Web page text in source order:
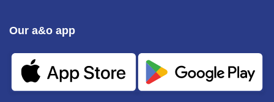
Our a&o app